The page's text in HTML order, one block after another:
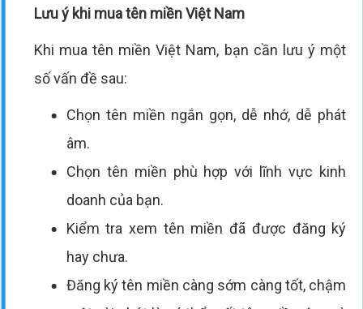
Lưu ý khi mua tên miền Việt Nam
Khi mua tên miền Việt Nam, bạn cần lưu ý một
số vấn đề sau:
Chọn tên miền ngắn gọn, dễ nhớ, dễ phát
âm.
Chọn tên miền phù hợp với lĩnh vực kinh
doanh của bạn.
Kiểm tra xem tên miền đã được đăng ký
hay chưa.
Đăng ký tên miền càng sớm càng tốt, chậm